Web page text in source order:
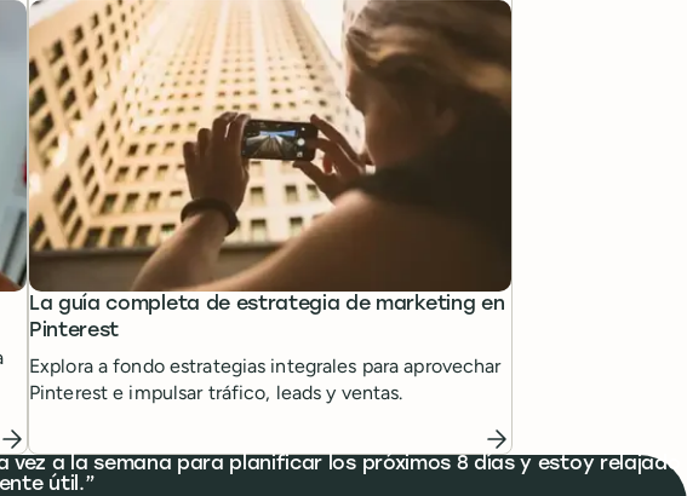
La guía completa de estrategia de marketing en
Pinterest
Explora a fondo estrategias integrales para aprovechar
Pinterest e impulsar tráfico, leads y ventas.
a la semana para planificar los próximos 8 días y estoy relajado
útil.